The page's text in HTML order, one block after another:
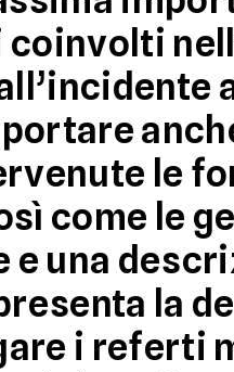
coinvolti
le
come le
una
la
i referti